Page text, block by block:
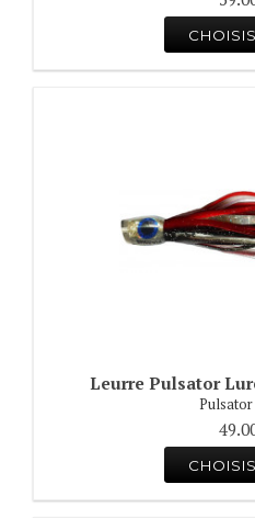
Leurre Pulsator